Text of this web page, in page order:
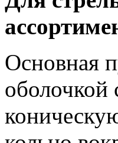
Основная
оболочкой